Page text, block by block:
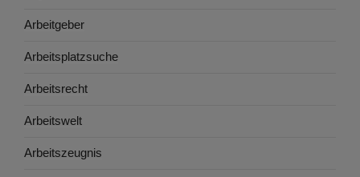
Arbeitgeber
Arbeitsplatzsuche
Arbeitsrecht
Arbeitswelt
Arbeitszeugnis